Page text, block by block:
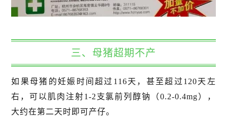
三、母猪超期不产
如果母猪的妊娠时间超过116天，甚至超过120天左
右，可以肌肉注射1-2支氯前列醇钠（0.2-0.4mg），
大约在第二天时即可产仔。